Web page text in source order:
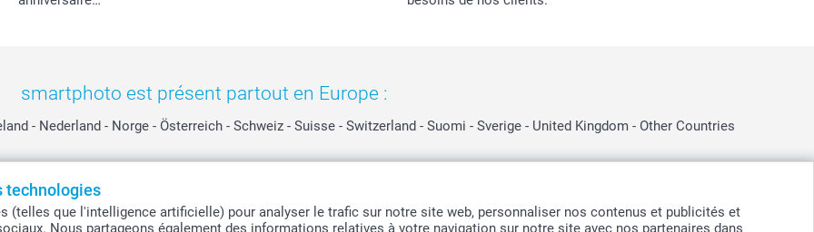
technologies
que l'intelligence artificielle) pour analyser le trafic sur notre site web, personnaliser nos contenus et publicités et
Nous partageons également des informations relatives à votre navigation sur notre site avec nos partenaires dans
smartphoto est présent partout en Europe :
- Nederland - Norge - Österreich - Schweiz - Suisse - Switzerland - Suomi - Sverige - United Kingdom - Other Countries
Tous les prix sont en EURO (€), TVA incluse et hors frais de port.